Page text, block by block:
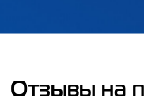
Отзывы на